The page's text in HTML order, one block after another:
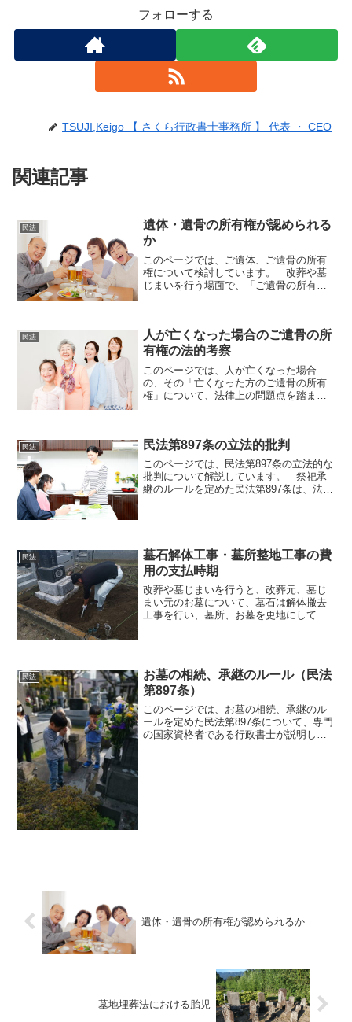
フォローする
TSUJI,Keigo 【 さくら行政書士事務所 】 代表 ・ CEO
関連記事
民法
遺体・遺骨の所有権が認められる
か
このページでは、ご遺体、ご遺骨の所有
権について検討しています。 改葬や墓
じまいを行う場面で、「ご遺骨の所有
て、民法上の「所有権」が認め...
民法
人が亡くなった場合のご遺骨の所
有権の法的考察
このページでは、人が亡くなった場合
の、その「亡くなった方のご遺骨の所有
権」について、法律上の問題点を踏まえ
るとするのが、裁判上も民法...
民法 民法第897条の立法的批判
このページでは、民法第897条の立法的な
批判について解説しています。 祭祀承
継のルールを定めた民法第897条は、法律
民法
墓石解体工事・墓所整地工事の費
用の支払時期
改葬や墓じまいを行うと、改葬元、墓じ
まい元のお墓について、墓石は解体撤去
工事を行い、墓所、お墓を更地にして、
民法
お墓の相続、承継のルール（民法
第897条）
このページでは、お墓の相続、承継のル
ールを定めた民法第897条について、専門
の国家資格者である行政書士が説明して
遺体・遺骨の所有権が認められるか
墓地埋葬法における胎児